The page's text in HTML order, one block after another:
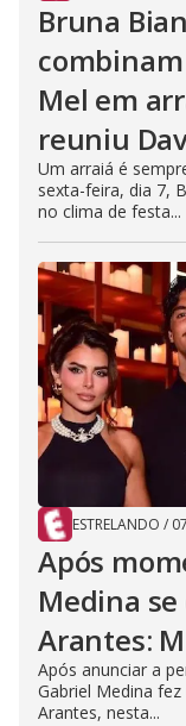
Bruna
Mel em
reuniu
Um arraiá é
sexta-feira, dia 7,
no clima de festa...
ESTRELANDO /
Após
Medina
Arantes:
Após anunciar a
Gabriel Medina
Arantes, nesta...